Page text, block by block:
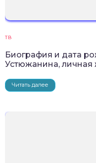
ТВ
Биография и дата
Устюжанина, личная
Читать далее